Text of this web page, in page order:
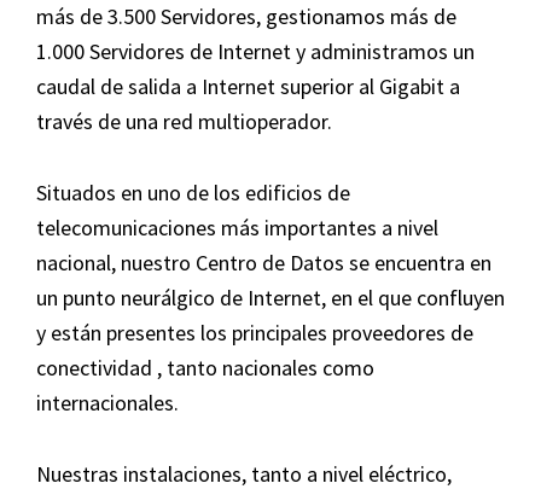
más de 3.500 Servidores, gestionamos más de
1.000 Servidores de Internet y administramos un
caudal de salida a Internet superior al Gigabit a
través de una red multioperador.
Situados en uno de los edificios de
telecomunicaciones más importantes a nivel
nacional, nuestro Centro de Datos se encuentra en
un punto neurálgico de Internet, en el que confluyen
y están presentes los principales proveedores de
conectividad , tanto nacionales como
internacionales.
Nuestras instalaciones, tanto a nivel eléctrico,